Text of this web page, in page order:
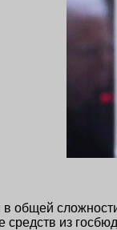
средств из